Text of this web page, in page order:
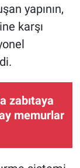
yapının,
karşı
zabıtaya
memurlar